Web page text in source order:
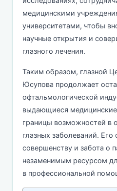
медицинскими
университетами, чтобы
научные открытия и
глазного лечения.
Таким образом, глазной
Юсупова продолжает
офтальмологической
выдающиеся медицинские
границы возможностей в
глазных заболеваний. Его
совершенству и забота о
незаменимым ресурсом
в профессиональной